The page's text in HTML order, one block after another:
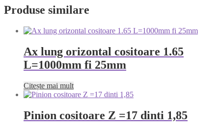
Produse similare
Ax lung orizontal cositoare 1.65
L=1000mm fi 25mm
Citește mai mult
Pinion cositoare Z =17 dinti 1,85